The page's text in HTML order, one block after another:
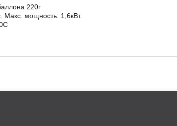
220г
Макс. мощность: 1,6кВт.